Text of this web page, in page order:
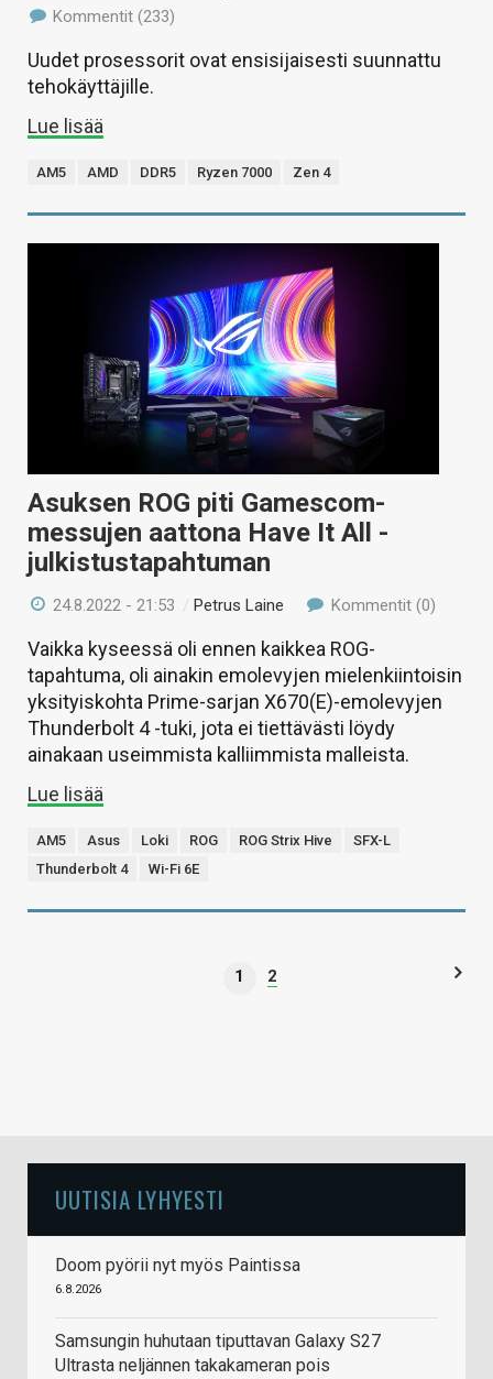
Kommentit (233)
Uudet prosessorit ovat ensisijaisesti suunnattu
tehokäyttäjille.
Lue lisää
AM5 AMD DDR5 Ryzen 7000 Zen 4
Asuksen ROG piti Gamescom-
messujen aattona Have It All -
julkistustapahtuman
24.8.2022 - 21:53 /Petrus Laine Kommentit (0)
Vaikka kyseessä oli ennen kaikkea ROG-
tapahtuma, oli ainakin emolevyjen mielenkiintoisin
yksityiskohta Prime-sarjan X670(E)-emolevyjen
Thunderbolt 4 -tuki, jota ei tiettävästi löydy
ainakaan useimmista kalliimmista malleista.
Lue lisää
AM5 Asus Loki ROG ROG Strix Hive
SFX-L
Thunderbolt 4
Wi-Fi 6E
1 2
UUTISIA LYHYESTI
Doom pyörii nyt myös Paintissa
6.8.2026
Samsungin huhutaan tiputtavan Galaxy S27
Ultrasta neljännen takakameran pois